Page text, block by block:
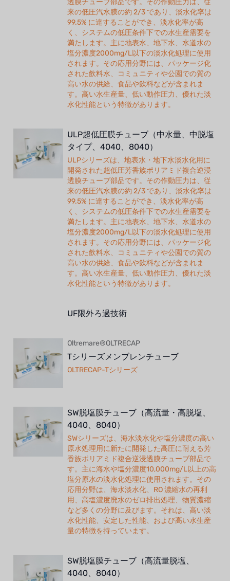
来の低圧汽水膜の約 2/3 であり、淡水化率は
99.5% に達することができ、淡水化率が高
く、システムの低圧条件下での水生産需要を
満たします。主に地表水、地下水、水道水の
塩分濃度2000mg/L以下の淡水化処理に使用
されます。その応用分野には、パッケージ化
された飲料水、コミュニティや公園での質の
高い水の供給、食品や飲料などが含まれま
す。高い水生産量、低い動作圧力、優れた淡
水化性能という特徴があります。
ULP超低圧膜チューブ（中水量、中脱塩
タイプ、4040、8040）
ULPシリーズは、地表水・地下水淡水化用に
開発された超低圧芳香族ポリアミド複合逆浸
透膜チューブ部品です。その作動圧力は、従
来の低圧汽水膜の約 2/3 であり、淡水化率は
99.5% に達することができ、淡水化率が高
く、システムの低圧条件下での水生産需要を
満たします。主に地表水、地下水、水道水の
塩分濃度2000mg/L以下の淡水化処理に使用
されます。その応用分野には、パッケージ化
された飲料水、コミュニティや公園での質の
高い水の供給、食品や飲料などが含まれま
す。高い水生産量、低い動作圧力、優れた淡
水化性能という特徴があります。
UF限外ろ過技術
Oltremare®OLTRECAP
Tシリーズメンブレンチューブ
OLTRECAP-Tシリーズ
SW脱塩膜チューブ（高流量・高脱塩、
4040、8040）
SWシリーズは、海水淡水化や塩分濃度の高い
原水処理用に新たに開発した高圧に耐える芳
香族ポリアミド複合逆浸透膜チューブ部品で
す。主に海水や塩分濃度10,000mg/L以上の高
塩分原水の淡水化処理に使用されます。その
応用分野は、海水淡水化、RO 濃縮水の再利
用、高塩濃度廃水のゼロ排出処理、物質濃縮
など多くの分野に及びます。それは、高い淡
水化性能、安定した性能、および高い水生産
量の特徴を持っています。
SW脱塩膜チューブ（高流量脱塩、
4040、8040）